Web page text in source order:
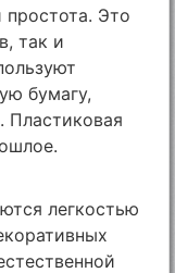
простота. Это
так и
бумагу,
Пластиковая
легкостью